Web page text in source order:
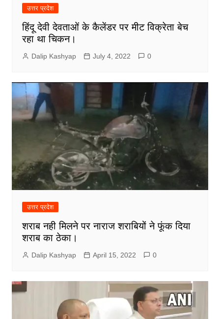
उत्तर प्रदेश
हिंदू देवी देवताओं के कैलेंडर पर मीट विक्रेता बेच
रहा था चिकन।
Dalip Kashyap July 4, 2022 0
उत्तर प्रदेश
शराब नही मिलने पर नाराज शराबियों ने फूंक दिया
शराब का ठेका।
Dalip Kashyap April 15, 2022 0